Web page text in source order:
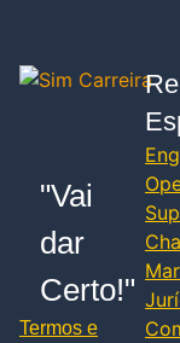
"Vai
dar
Certo!"
Termos e